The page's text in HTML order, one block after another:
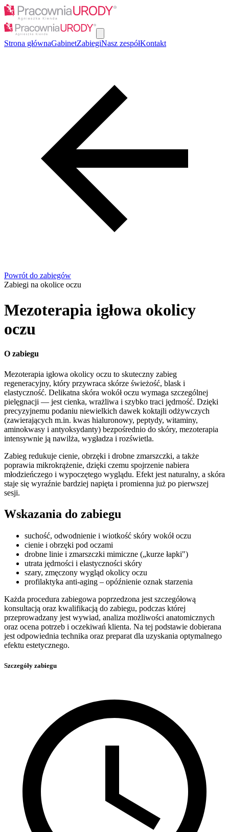
Strona głównaGabinetZabiegiNasz zespółKontakt
Powrót do zabiegów
Zabiegi na okolice oczu
Mezoterapia igłowa okolicy
oczu
O zabiegu
Mezoterapia igłowa okolicy oczu to skuteczny zabieg
regeneracyjny, który przywraca skórze świeżość, blask i
elastyczność. Delikatna skóra wokół oczu wymaga szczególnej
pielęgnacji — jest cienka, wrażliwa i szybko traci jędrność. Dzięki
precyzyjnemu podaniu niewielkich dawek koktajli odżywczych
(zawierających m.in. kwas hialuronowy, peptydy, witaminy,
aminokwasy i antyoksydanty) bezpośrednio do skóry, mezoterapia
intensywnie ją nawilża, wygładza i rozświetla.
Zabieg redukuje cienie, obrzęki i drobne zmarszczki, a także
poprawia mikrokrążenie, dzięki czemu spojrzenie nabiera
młodzieńczego i wypoczętego wyglądu. Efekt jest naturalny, a skóra
staje się wyraźnie bardziej napięta i promienna już po pierwszej
sesji.
Wskazania do zabiegu
suchość, odwodnienie i wiotkość skóry wokół oczu
cienie i obrzęki pod oczami
drobne linie i zmarszczki mimiczne („kurze łapki")
utrata jędrności i elastyczności skóry
szary, zmęczony wygląd okolicy oczu
profilaktyka anti-aging – opóźnienie oznak starzenia
Każda procedura zabiegowa poprzedzona jest szczegółową
konsultacją oraz kwalifikacją do zabiegu, podczas której
przeprowadzany jest wywiad, analiza możliwości anatomicznych
oraz ocena potrzeb i oczekiwań klienta. Na tej podstawie dobierana
jest odpowiednia technika oraz preparat dla uzyskania optymalnego
efektu estetycznego.
Szczegóły zabiegu